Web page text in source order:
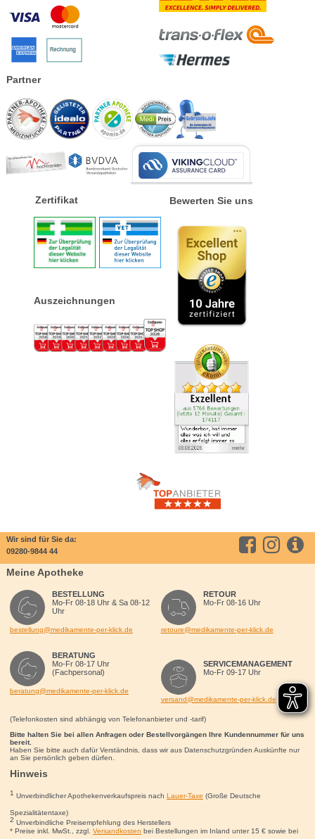
Partner
Zertifikat
Auszeichnungen
Bewerten Sie uns
Wir sind für Sie da:
09280-9844 44
Meine Apotheke
BESTELLUNG
Mo-Fr 08-18 Uhr & Sa 08-12
Uhr
bestellung@medikamente-per-klick.de
BERATUNG
Mo-Fr 08-17 Uhr
(Fachpersonal)
beratung@medikamente-per-klick.de
RETOUR
Mo-Fr 08-16 Uhr
retoure@medikamente-per-klick.de
SERVICEMANAGEMENT
Mo-Fr 09-17 Uhr
versand@medikamente-per-klick.de
(Telefonkosten sind abhängig von Telefonanbieter und -tarif)
Bitte halten Sie bei allen Anfragen oder Bestellvorgängen Ihre Kundennummer für uns
bereit.
Haben Sie bitte auch dafür Verständnis, dass wir aus Datenschutzgründen Auskünfte nur
an Sie persönlich geben dürfen.
Hinweis
1 Unverbindlicher Apothekenverkaufspreis nach Lauer-Taxe (Große Deutsche
Spezialitätentaxe)
2 Unverbindliche Preisempfehlung des Herstellers
* Preise inkl. MwSt., zzgl. Versandkosten bei Bestellungen im Inland unter 15 €sowie bei